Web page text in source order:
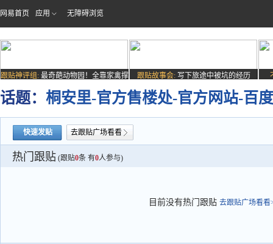
网易首页 应用 无障碍浏览
跟贴神评组: 最奇葩动物园！全靠家禽撑
场子
跟贴故事会: 写下旅途中被坑的经历
话题： 桐安里-官方售楼处-官方网站-百
快速发贴 去跟贴广场看看
热门跟贴 (跟贴0条 有0人参与)
目前没有热门跟贴 去跟贴广场看看